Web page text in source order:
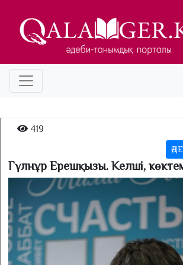
419
Гүлнұр Ерешқызы. Келші,